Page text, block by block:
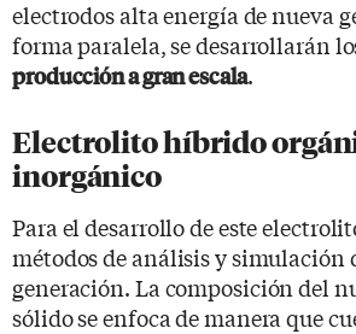
electrodos alta energía de nueva
forma paralela, se desarrollarán
producción a gran escala.
Electrolito híbrido
inorgánico
Para el desarrollo de este
métodos de análisis y simulación
generación. La composición del
sólido se enfoca de manera que